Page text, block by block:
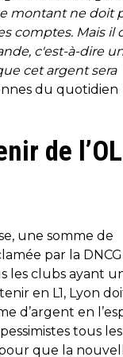
montant ne doit
comptes. Mais il
c'est-à-dire
cet argent sera
du quotidien
de l’OL
une somme de
par la
les clubs ayant
en L1, Lyon
d’argent en
tous les
que la